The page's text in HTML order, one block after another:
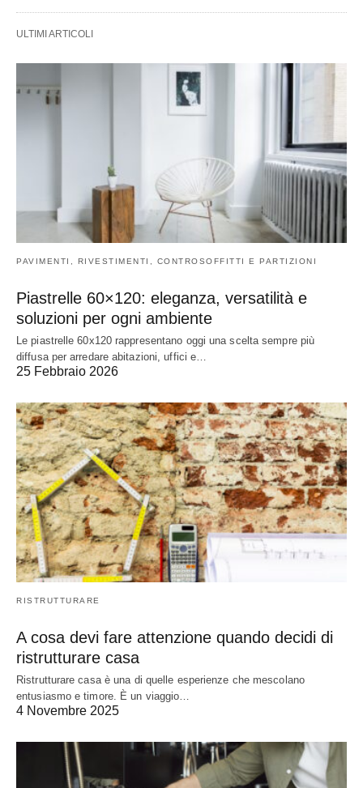
ULTIMI ARTICOLI
PAVIMENTI, RIVESTIMENTI, CONTROSOFFITTI E PARTIZIONI
Piastrelle 60×120: eleganza, versatilità e
soluzioni per ogni ambiente
Le piastrelle 60x120 rappresentano oggi una scelta sempre più
diffusa per arredare abitazioni, uffici e…
25 Febbraio 2026
RISTRUTTURARE
A cosa devi fare attenzione quando decidi di
ristrutturare casa
Ristrutturare casa è una di quelle esperienze che mescolano
entusiasmo e timore. È un viaggio…
4 Novembre 2025